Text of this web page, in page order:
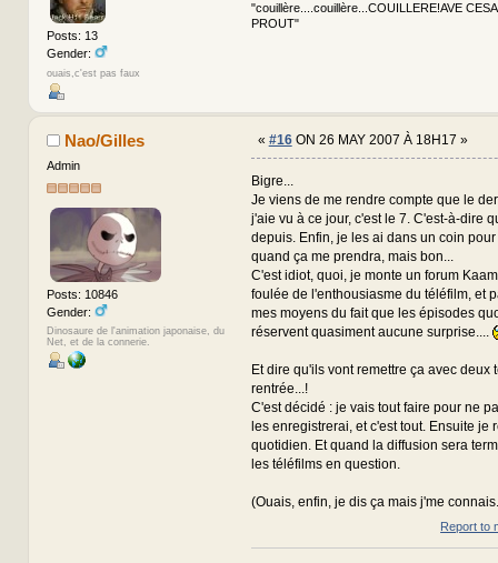
Posts: 13
Gender:
ouais,c'est pas faux
"couillère....couillère...COUILLERE!AVE
PROUT"
Nao/Gilles
Admin
Posts: 10846
Gender:
Dinosaure de l'animation japonaise, du
Net, et de la connerie.
« #16ON 26 MAY 2007 À 18H17 »
Bigre...
Je viens de me rendre compte que le
j'aie vu à ce jour, c'est le 7. C'est-à-dire
depuis. Enfin, je les ai dans un coin
quand ça me prendra, mais bon...
C'est idiot, quoi, je monte un forum
foulée de l'enthousiasme du téléfilm, et
mes moyens du fait que les épisodes
réservent quasiment aucune surprise....
Et dire qu'ils vont remettre ça avec deux
rentrée...!
C'est décidé : je vais tout faire pour ne
les enregistrerai, et c'est tout. Ensuite je
quotidien. Et quand la diffusion sera
les téléfilms en question.
(Ouais, enfin, je dis ça mais j'me
Report to